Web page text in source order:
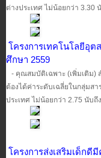
ต่างประเทศ ไม่น้อยกว่า 3.30
โครงการเทคโนโลยีอุ
ศึกษา 2559
- คุณสมบัติเฉพาะ (เพิ่มเติม)
ต้องได้ค่าระดับเฉลี่ยในกลุ่มส
ประเทศ ไม่น้อยกว่า 2.75 นับ
โครงการส่งเสริมเด็ก